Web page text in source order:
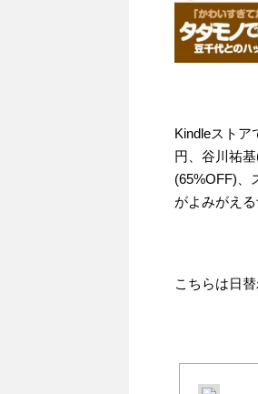
Kindleストア
円、谷川祐
(65%OFF)、
がよみがえ
こちらは日